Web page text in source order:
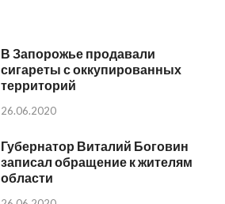
В Запорожье продавали
сигареты с оккупированных
территорий
26.06.2020
Губернатор Виталий Боговин
записал обращение к жителям
области